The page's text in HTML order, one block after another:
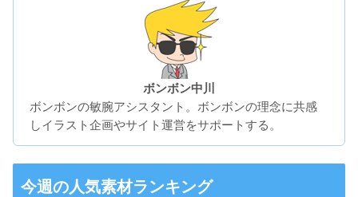
ボンボン中川
ボンボンの敏腕アシスタント。ボンボンの理念に共感
しイラスト企画やサイト運営をサポートする。
今週の人気素材ランキング